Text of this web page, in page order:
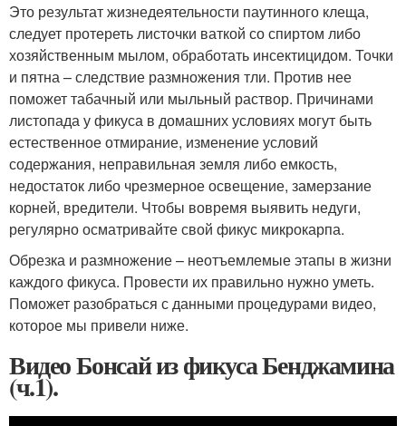
Это результат жизнедеятельности паутинного клеща,
следует протереть листочки ваткой со спиртом либо
хозяйственным мылом, обработать инсектицидом. Точки
и пятна – следствие размножения тли. Против нее
поможет табачный или мыльный раствор. Причинами
листопада у фикуса в домашних условиях могут быть
естественное отмирание, изменение условий
содержания, неправильная земля либо емкость,
недостаток либо чрезмерное освещение, замерзание
корней, вредители. Чтобы вовремя выявить недуги,
регулярно осматривайте свой фикус микрокарпа.
Обрезка и размножение – неотъемлемые этапы в жизни
каждого фикуса. Провести их правильно нужно уметь.
Поможет разобраться с данными процедурами видео,
которое мы привели ниже.
Видео Бонсай из фикуса Бенджамина
(ч.1).